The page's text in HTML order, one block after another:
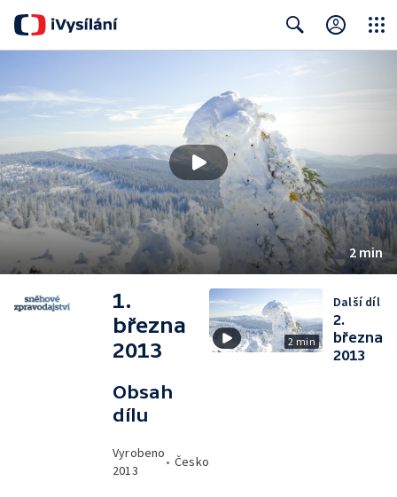
2 min
1.
března
2013
Obsah
dílu
Vyrobeno
2013
• Česko
2 min
Další díl
2.
března
2013